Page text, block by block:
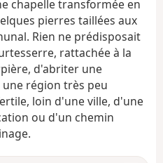
chapelle transformée en
pierres taillées aux
Rien ne prédisposait
rattachée à la
d'abriter une
région très peu
loin d'une ville, d'une
ou d'un chemin